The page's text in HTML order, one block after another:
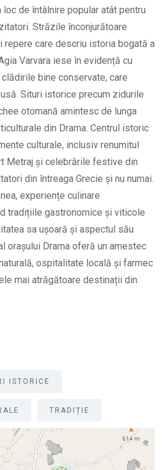
de întâlnire popular atât pentru
Străzile înconjurătoare
repere care descriu istoria bogată a
Varvara iese în evidență cu
bine conservate, care
Situri istorice precum zidurile
otomană amintesc de lunga
din Drama. Centrul istoric
culturale, inclusiv renumitul
Metraj și celebrările festive din
din întreaga Grecie și nu numai.
experiențe culinare
tradițiile gastronomice și viticole
sa ușoară și aspectul său
orașului Drama oferă un amestec
ospitalitate locală și farmec
mai atrăgătoare destinații din
ISTORICE
TRADIȚIE